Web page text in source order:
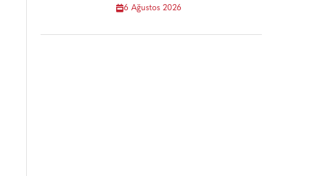
6 Ağustos 2026